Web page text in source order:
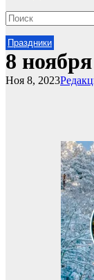
Праздники
8
Ноя 8, 2023